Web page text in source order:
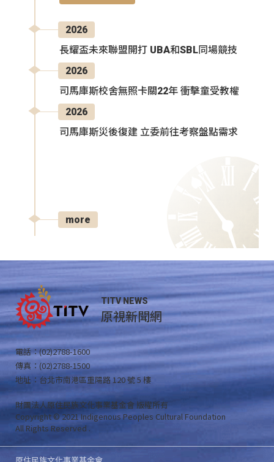
2026
長耀盃未來聯盟開打 UBA和SBL同場競技
2026
司馬庫斯校舍無照卡關22年 衝擊童受教權
2026
司馬庫斯災後復建 立委前往考察盤點需求
more
TITV NEWS
原視新聞網
電話：(02)2788-1600
傳真：(02)2788-1500
地址：台北市南港區重陽路 120 號 5 樓
財團法人原住民族文化事業基金會 版權所有
Copyright © 2021 Indigenous Peoples Cultural Foundation
All Rights Reserved .